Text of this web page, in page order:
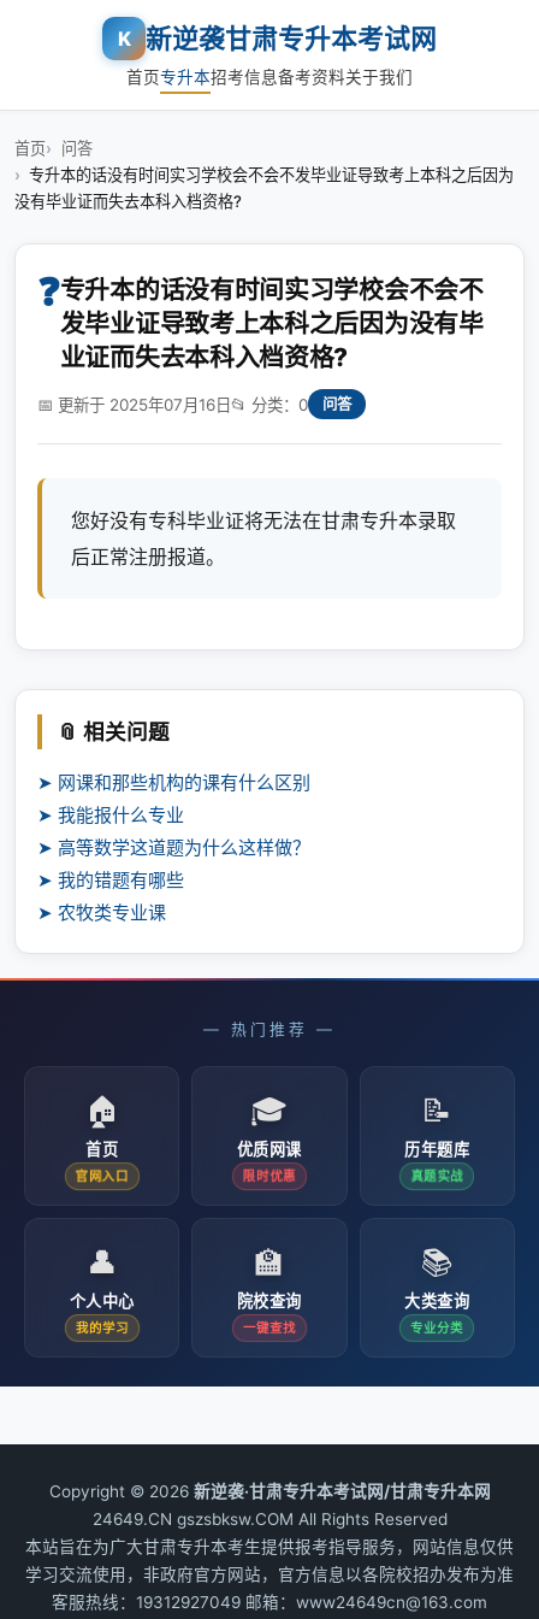
K 新逆袭甘肃专升本考试网
首页专升本招考信息备考资料关于我们
首页
问答
专升本的话没有时间实习学校会不会不发毕业证导致考上本科之后因为
没有毕业证而失去本科入档资格?
❓专升本的话没有时间实习学校会不会不
发毕业证导致考上本科之后因为没有毕
业证而失去本科入档资格?
📅 更新于 2025年07月16日📂 分类：0 问答
您好没有专科毕业证将无法在甘肃专升本录取
后正常注册报道。
📎 相关问题
➤ 网课和那些机构的课有什么区别
➤ 我能报什么专业
➤ 高等数学这道题为什么这样做？
➤ 我的错题有哪些
➤ 农牧类专业课
— 热门推荐 —
🏠
首页
官网入口
🎓
优质网课
限时优惠
📝
历年题库
真题实战
👤
个人中心
我的学习
🏫
院校查询
一键查找
📚
大类查询
专业分类
Copyright © 2026 新逆袭·甘肃专升本考试网/甘肃专升本网
24649.CN gszsbksw.COM All Rights Reserved
本站旨在为广大甘肃专升本考生提供报考指导服务，网站信息仅供
学习交流使用，非政府官方网站，官方信息以各院校招办发布为准
客服热线：19312927049 邮箱：www24649cn@163.com